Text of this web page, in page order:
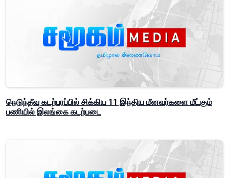
நெடுந்தீவு கடற்பரப்பில் சிக்கிய 11 இந்திய மீனவர்களை மீட்கும்
பணியில் இலங்கை கடற்படை